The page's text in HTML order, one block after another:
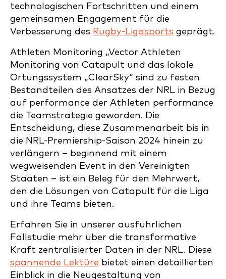
technologischen Fortschritten und einem
gemeinsamen Engagement für die
Verbesserung des Rugby-Ligasports geprägt.
Athleten Monitoring „Vector Athleten
Monitoring von Catapult und das lokale
Ortungssystem „ClearSky“ sind zu festen
Bestandteilen des Ansatzes der NRL in Bezug
auf performance der Athleten performance
die Teamstrategie geworden. Die
Entscheidung, diese Zusammenarbeit bis in
die NRL-Premiership-Saison 2024 hinein zu
verlängern – beginnend mit einem
wegweisenden Event in den Vereinigten
Staaten – ist ein Beleg für den Mehrwert,
den die Lösungen von Catapult für die Liga
und ihre Teams bieten.
Erfahren Sie in unserer ausführlichen
Fallstudie mehr über die transformative
Kraft zentralisierter Daten in der NRL. Diese
spannende Lektüre bietet einen detaillierten
Einblick in die Neugestaltung von